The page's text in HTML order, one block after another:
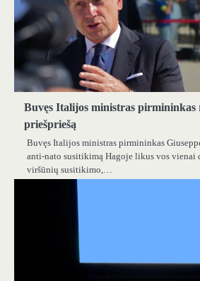
Buvęs Italijos ministras
priešpriešą
Buvęs Italijos ministras pirmininkas
anti-nato susitikimą Hagoje likus vos
viršūnių susitikimo,…